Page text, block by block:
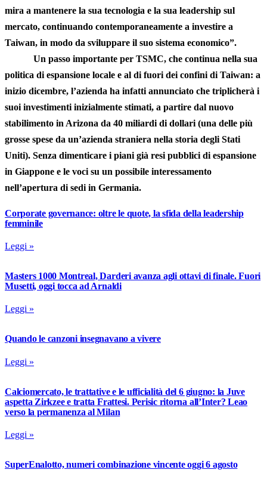
mira a mantenere la sua tecnologia e la sua leadership sul
mercato, continuando contemporaneamente a investire a
Taiwan, in modo da sviluppare il suo sistema economico”.
Un passo importante per TSMC, che continua nella sua
politica di espansione locale e al di fuori dei confini di Taiwan: a
inizio dicembre, l’azienda ha infatti annunciato che triplicherà i
suoi investimenti inizialmente stimati, a partire dal nuovo
stabilimento in Arizona da 40 miliardi di dollari (una delle più
grosse spese da un’azienda straniera nella storia degli Stati
Uniti). Senza dimenticare i piani già resi pubblici di espansione
in Giappone e le voci su un possibile interessamento
nell’apertura di sedi in Germania.
Corporate governance: oltre le quote, la sfida della leadership
femminile
Leggi »
Masters 1000 Montreal, Darderi avanza agli ottavi di finale. Fuori
Musetti, oggi tocca ad Arnaldi
Leggi »
Quando le canzoni insegnavano a vivere
Leggi »
Calciomercato, le trattative e le ufficialità del 6 giugno: la Juve
aspetta Zirkzee e tratta Frattesi. Perisic ritorna all’Inter? Leao
verso la permanenza al Milan
Leggi »
SuperEnalotto, numeri combinazione vincente oggi 6 agosto